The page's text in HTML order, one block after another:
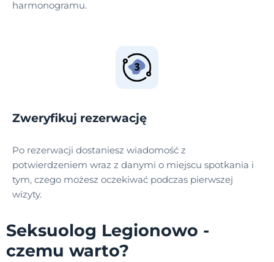
harmonogramu.
Zweryfikuj rezerwację
Po rezerwacji dostaniesz wiadomość z
potwierdzeniem wraz z danymi o miejscu spotkania i
tym, czego możesz oczekiwać podczas pierwszej
wizyty.
Seksuolog Legionowo -
czemu warto?